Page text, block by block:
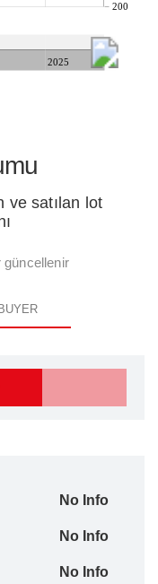
200
2025
ve satılan lot
güncellenir
BUYER
No Info
No Info
No Info